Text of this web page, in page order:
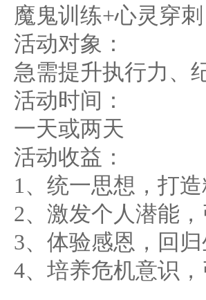
魔鬼训练+心灵穿刺
活动对象：
急需提升执行力、
活动时间：
一天或两天
活动收益：
1、统一思想，打
2、激发个人潜能
3、体验感恩，回
4、培养危机意识